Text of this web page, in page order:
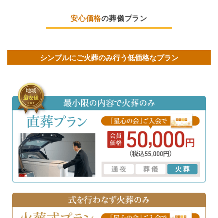
安心価格の葬儀プラン
シンプルにご火葬のみ行う低価格なプラン